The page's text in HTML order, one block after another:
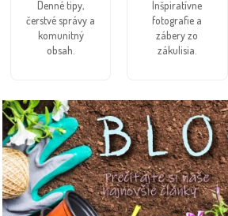
Denné tipy,
čerstvé správy a
komunitný
obsah.
Inšpiratívne
fotografie a
zábery zo
zákulisia.